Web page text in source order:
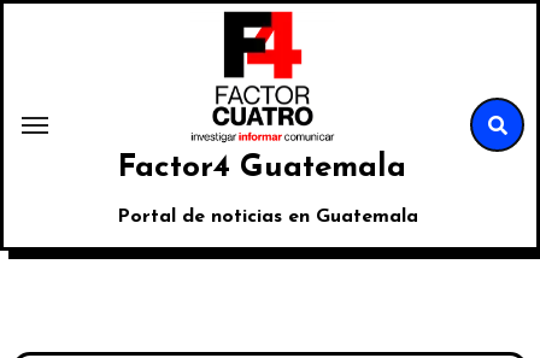
Factor4 Guatemala
Portal de noticias en Guatemala